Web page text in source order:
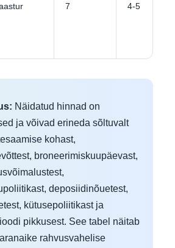
7 4-5
Näidatud hinnad on
ja võivad erineda sõltuvalt
kohast,
broneerimiskuupäevast,
deposiidinõuetest,
kütusepoliitikast ja
pikkusest. See tabel näitab
rahvusvahelise